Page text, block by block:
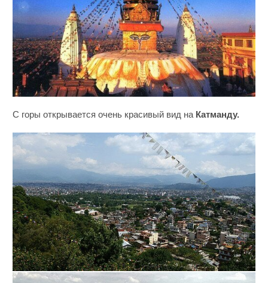
С горы открывается очень красивый вид на Катманду.